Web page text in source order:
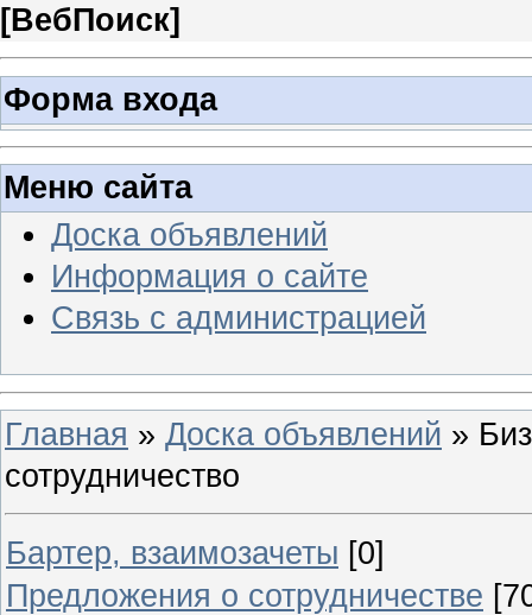
[ВебПоиск]
Форма входа
Меню сайта
Доска объявлений
Информация о сайте
Связь с администрацией
Главная » Доска объявлений »
сотрудничество
Бартер, взаимозачеты [0]
Предложения о сотрудничестве